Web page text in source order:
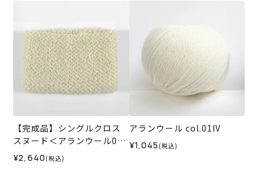
【完成品】シングルクロス
スヌード＜アランウール01I
V＞
¥2,640 (税込)
アランウール col.01IV
¥1,045 (税込)